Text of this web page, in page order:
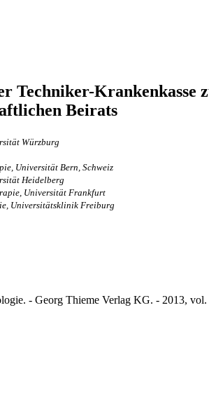
Techniker-
Beirats
Würzburg
Universität Bern, Schweiz
Heidelberg
Universität ­Frankfurt
Universitätsklinik Freiburg
- Georg Thieme Verlag KG. - 2013,